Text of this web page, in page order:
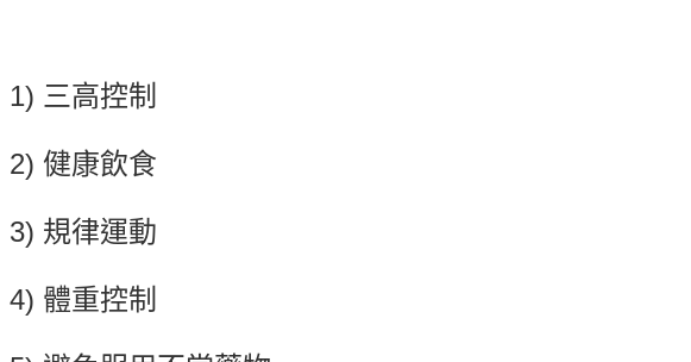
1) 三高控制
2) 健康飲食
3) 規律運動
4) 體重控制